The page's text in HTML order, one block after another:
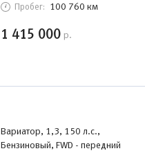
Пробег: 100 760 км
1 415 000 р.
Вариатор, 1,3, 150 л.с.,
Бензиновый, FWD - передний